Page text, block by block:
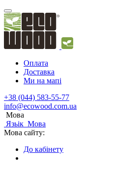
Оплата
Доставка
Ми на мапі
+38 (044) 583-55-77
info@ecowood.com.ua
Мова
Язьік Мова
Мова сайту:
До кабінету